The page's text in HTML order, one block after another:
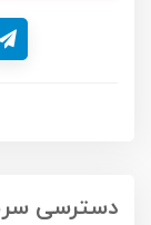
دسترسی